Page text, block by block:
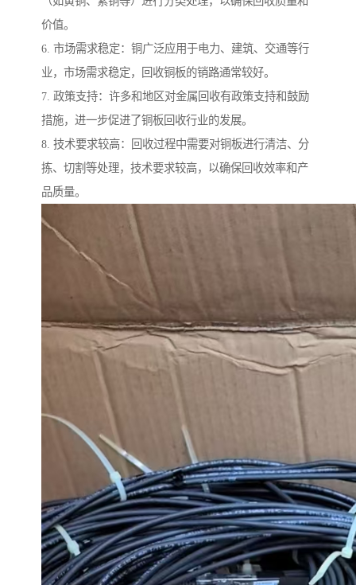
价值。
6. 市场需求稳定：铜广泛应用于电力、建筑、交通等行
业，市场需求稳定，回收铜板的销路通常较好。
7. 政策支持：许多和地区对金属回收有政策支持和鼓励
措施，进一步促进了铜板回收行业的发展。
8. 技术要求较高：回收过程中需要对铜板进行清洁、分
拣、切割等处理，技术要求较高，以确保回收效率和产
品质量。